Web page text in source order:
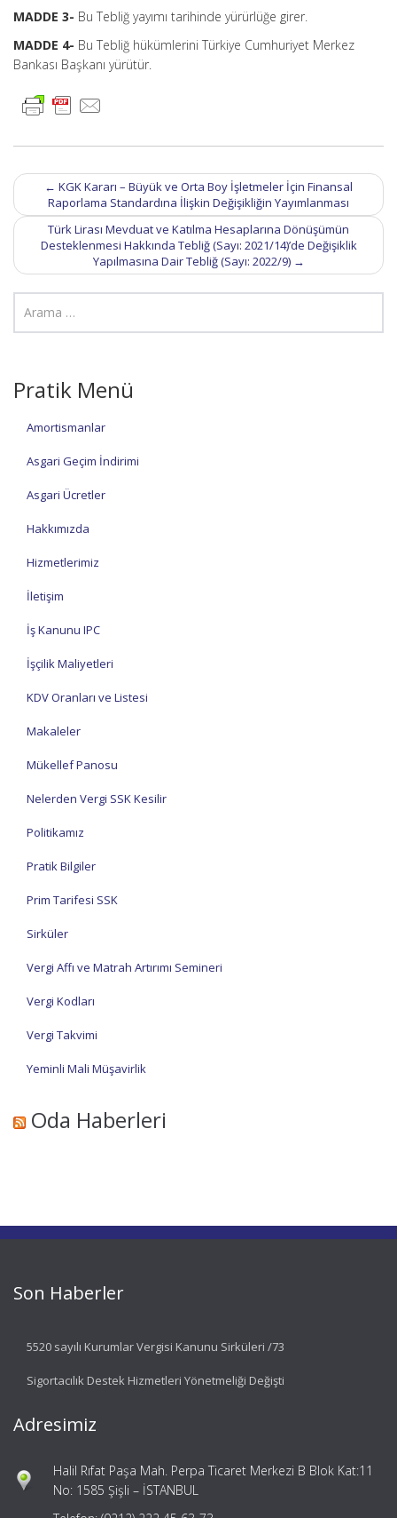
MADDE 3- Bu Tebliğ yayımı tarihinde yürürlüğe girer.
MADDE 4- Bu Tebliğ hükümlerini Türkiye Cumhuriyet Merkez
Bankası Başkanı yürütür.
Post
navigation
← KGK Kararı – Büyük ve Orta Boy İşletmeler İçin Finansal
Raporlama Standardına İlişkin Değişikliğin Yayımlanması
Türk Lirası Mevduat ve Katılma Hesaplarına Dönüşümün
Desteklenmesi Hakkında Tebliğ (Sayı: 2021/14)’de Değişiklik
Yapılmasına Dair Tebliğ (Sayı: 2022/9) →
Pratik Menü
Amortismanlar
Asgari Geçim İndirimi
Asgari Ücretler
Hakkımızda
Hizmetlerimiz
İletişim
İş Kanunu IPC
İşçilik Maliyetleri
KDV Oranları ve Listesi
Makaleler
Mükellef Panosu
Nelerden Vergi SSK Kesilir
Politikamız
Pratik Bilgiler
Prim Tarifesi SSK
Sirküler
Vergi Affı ve Matrah Artırımı Semineri
Vergi Kodları
Vergi Takvimi
Yeminli Mali Müşavirlik
Oda Haberleri
Son Haberler
5520 sayılı Kurumlar Vergisi Kanunu Sirküleri /73
Sigortacılık Destek Hizmetleri Yönetmeliği Değişti
Adresimiz
Halil Rıfat Paşa Mah. Perpa Ticaret Merkezi B Blok Kat:11
No: 1585 Şişli – İSTANBUL